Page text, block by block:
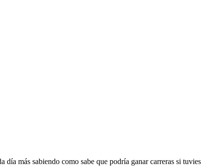
día más sabiendo como sabe que podría ganar carreras si